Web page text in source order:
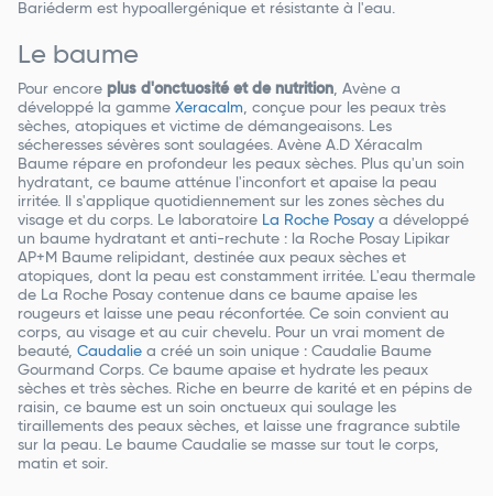
Bariéderm est hypoallergénique et résistante à l'eau.
Le baume
Pour encore plus d'onctuosité et de nutrition, Avène a
développé la gamme Xeracalm, conçue pour les peaux très
sèches, atopiques et victime de démangeaisons. Les
sécheresses sévères sont soulagées. Avène A.D Xéracalm
Baume répare en profondeur les peaux sèches. Plus qu'un soin
hydratant, ce baume atténue l'inconfort et apaise la peau
irritée. Il s'applique quotidiennement sur les zones sèches du
visage et du corps. Le laboratoire La Roche Posay a développé
un baume hydratant et anti-rechute : la Roche Posay Lipikar
AP+M Baume relipidant, destinée aux peaux sèches et
atopiques, dont la peau est constamment irritée. L'eau thermale
de La Roche Posay contenue dans ce baume apaise les
rougeurs et laisse une peau réconfortée. Ce soin convient au
corps, au visage et au cuir chevelu. Pour un vrai moment de
beauté, Caudalie a créé un soin unique : Caudalie Baume
Gourmand Corps. Ce baume apaise et hydrate les peaux
sèches et très sèches. Riche en beurre de karité et en pépins de
raisin, ce baume est un soin onctueux qui soulage les
tiraillements des peaux sèches, et laisse une fragrance subtile
sur la peau. Le baume Caudalie se masse sur tout le corps,
matin et soir.